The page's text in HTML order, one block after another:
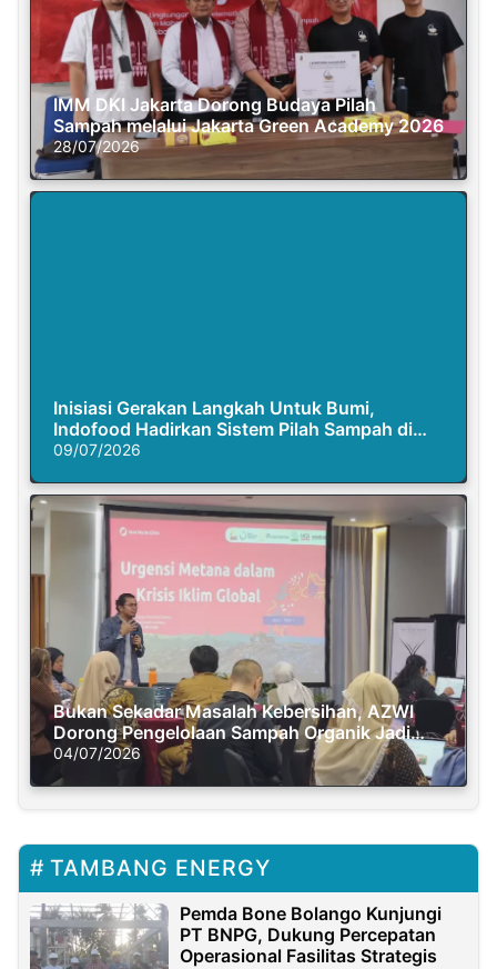
IMM DKI Jakarta Dorong Budaya Pilah
Sampah melalui Jakarta Green Academy 2026
28/07/2026
Inisiasi Gerakan Langkah Untuk Bumi,
Indofood Hadirkan Sistem Pilah Sampah di
Semasa Piknik
09/07/2026
Bukan Sekadar Masalah Kebersihan, AZWI
Dorong Pengelolaan Sampah Organik Jadi
Solusi Krisis Iklim
04/07/2026
TAMBANG ENERGY
Pemda Bone Bolango Kunjungi
PT BNPG, Dukung Percepatan
Operasional Fasilitas Strategis